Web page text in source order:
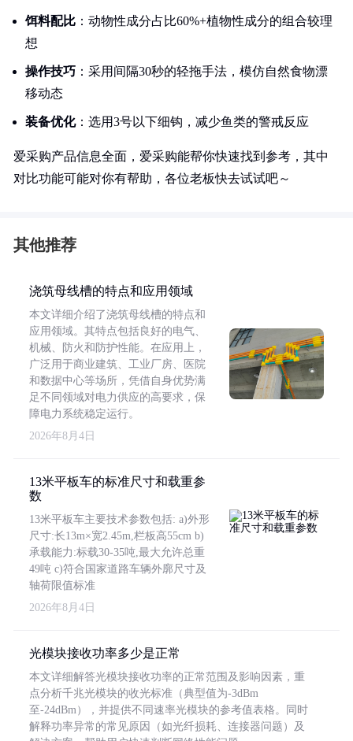
饵料配比 ：动物性成分占比60%+植物性成分的组合较理
想
操作技巧 ：采用间隔30秒的轻拖手法，模仿自然食物漂
移动态
装备优化：选用3号以下细钩，减少鱼类的警戒反应
爱采购产品信息全面，爱采购能帮你快速找到参考，其中
对比功能可能对你有帮助，各位老板快去试试吧～
其他推荐
浇筑母线槽的特点和应用领域
本文详细介绍了浇筑母线槽的特点和
应用领域。其特点包括良好的电气、
机械、防火和防护性能。在应用上，
广泛用于商业建筑、工业厂房、医院
和数据中心等场所，凭借自身优势满
足不同领域对电力供应的高要求，保
障电力系统稳定运行。
2026年8月4日
13米平板车的标准尺寸和载重参
数
13米平板车主要技术参数包括: a)外形
尺寸:长13m×宽2.45m,栏板高55cm b)
承载能力:标载30-35吨,最大允许总重
49吨 c)符合国家道路车辆外廓尺寸及
轴荷限值标准
2026年8月4日
光模块接收功率多少是正常
本文详细解答光模块接收功率的正常范围及影响因素，重
点分析千兆光模块的收光标准（典型值为-3dBm
至-24dBm），并提供不同速率光模块的参考值表格。同时
解释功率异常的常见原因（如光纤损耗、连接器问题）及